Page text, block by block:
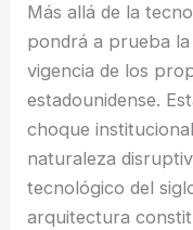
Más allá de la
pondrá a prueba la
vigencia de los
estadounidense.
choque
naturaleza
tecnológico del
arquitectura